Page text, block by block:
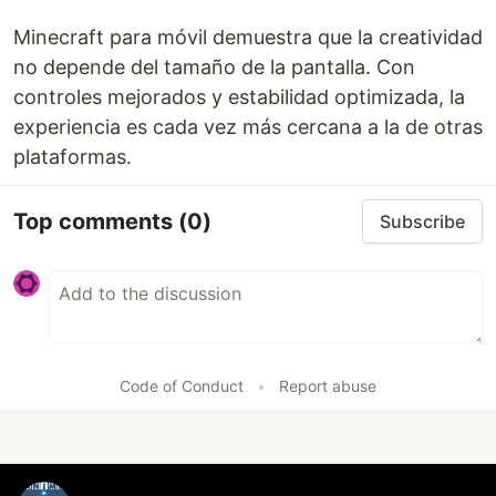
Minecraft para móvil demuestra que la creatividad
no depende del tamaño de la pantalla. Con
controles mejorados y estabilidad optimizada, la
experiencia es cada vez más cercana a la de otras
plataformas.
Top comments (0) Subscribe
Code of Conduct • Report abuse